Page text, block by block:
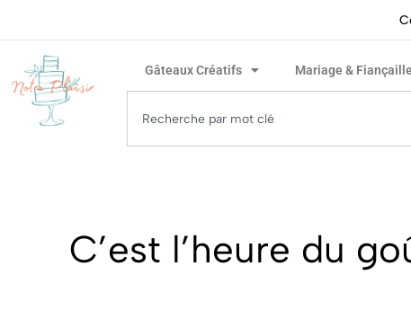
Gâteaux Créatifs Mariage &
C’est l’heure du